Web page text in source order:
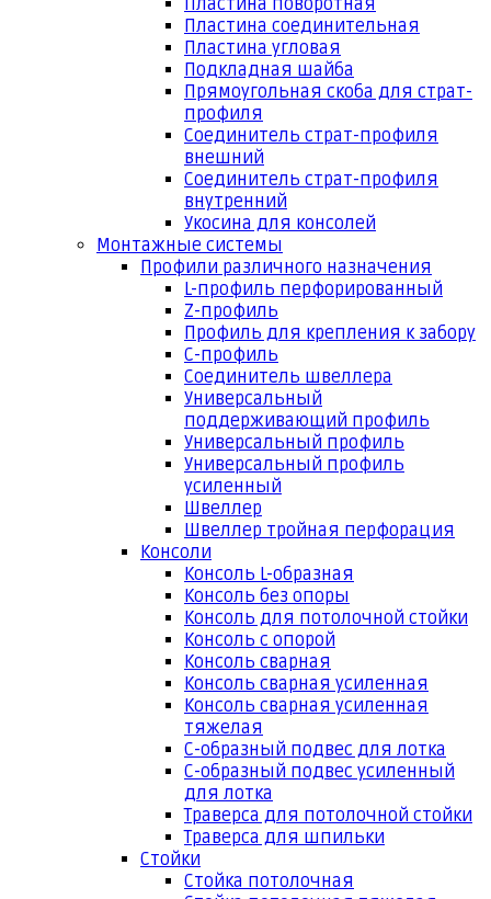
Пластина поворотная
Пластина соединительная
Пластина угловая
Подкладная шайба
Прямоугольная скоба для страт-
профиля
Соединитель страт-профиля
внешний
Соединитель страт-профиля
внутренний
Укосина для консолей
Монтажные системы
Профили различного назначения
L-профиль перфорированный
Z-профиль
Профиль для крепления к забору
С-профиль
Соединитель швеллера
Универсальный
поддерживающий профиль
Универсальный профиль
Универсальный профиль
усиленный
Швеллер
Швеллер тройная перфорация
Консоли
Консоль L-образная
Консоль без опоры
Консоль для потолочной стойки
Консоль с опорой
Консоль сварная
Консоль сварная усиленная
Консоль сварная усиленная
тяжелая
С-образный подвес для лотка
С-образный подвес усиленный
для лотка
Траверса для потолочной стойки
Траверса для шпильки
Стойки
Стойка потолочная